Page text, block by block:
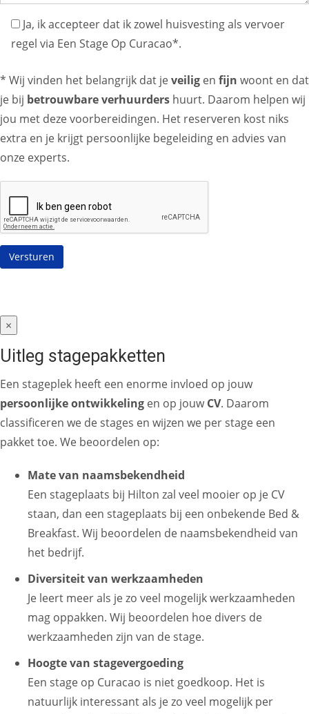
Ja, ik accepteer dat ik zowel huisvesting als vervoer
regel via Een Stage Op Curacao*.
* Wij vinden het belangrijk dat jeveilig en fijn woont en dat
je bij betrouwbare verhuurders huurt. Daarom helpen wij
jou met deze voorbereidingen. Het reserveren kost niks
extra en je krijgt persoonlijke begeleiding en advies van
onze experts.
×
Uitleg stagepakketten
Een stageplek heeft een enorme invloed op jouw
persoonlijke ontwikkeling en op jouwCV. Daarom
classificeren we de stages en wijzen we per stage een
pakket toe. We beoordelen op:
Mate van naamsbekendheid
Een stageplaats bij Hilton zal veel mooier op je CV
staan, dan een stageplaats bij een onbekende Bed &
Breakfast. Wij beoordelen de naamsbekendheid van
het bedrijf.
Diversiteit van werkzaamheden
Je leert meer als je zo veel mogelijk werkzaamheden
mag oppakken. Wij beoordelen hoe divers de
werkzaamheden zijn van de stage.
Hoogte van stagevergoeding
Een stage op Curacao is niet goedkoop. Het is
natuurlijk interessant als je zo veel mogelijk per